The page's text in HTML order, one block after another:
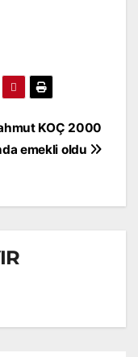
KOÇ 2000
emekli oldu